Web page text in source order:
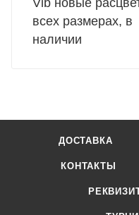
всех размерах, в
наличии
ДОСТАВКА
КОНТАКТЫ